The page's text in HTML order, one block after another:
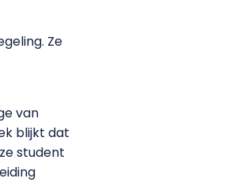
Ze
van
blijkt dat
student